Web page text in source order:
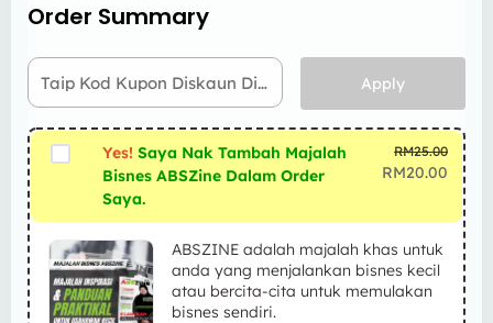
Order Summary
Taip Kod Kupon Diskaun Di Sini Apply
Yes! Saya Nak Tambah Majalah
Bisnes ABSZine Dalam Order
Saya.
RM25.00
RM20.00
ABSZINE adalah majalah khas untuk
anda yang menjalankan bisnes kecil
atau bercita-cita untuk memulakan
bisnes sendiri.